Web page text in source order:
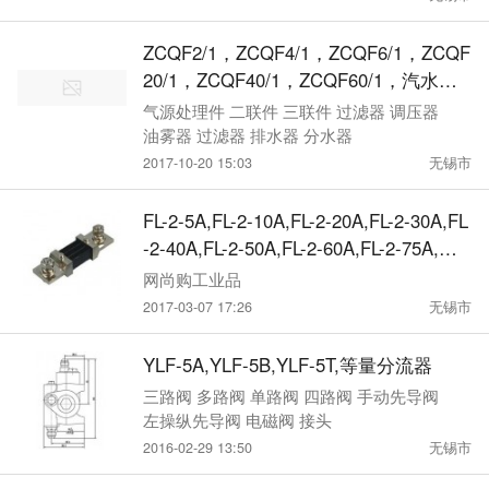
XCN,FSFD-XCN,FSBD-XCV,FSCD-XCV,
FSDD-XCV,FSED-XCV,FSFD-XCV,分流
阀
ZCQF2/1，ZCQF4/1，ZCQF6/1，ZCQF
20/1，ZCQF40/1，ZCQF60/1，汽水分
离器
气源处理件 二联件 三联件 过滤器 调压器
油雾器 过滤器 排水器 分水器
2017-10-20 15:03 无锡市
FL-2-5A,FL-2-10A,FL-2-20A,FL-2-30A,FL
-2-40A,FL-2-50A,FL-2-60A,FL-2-75A,直
流分流器
网尚购工业品
2017-03-07 17:26 无锡市
YLF-5A,YLF-5B,YLF-5T,等量分流器
三路阀 多路阀 单路阀 四路阀 手动先导阀
左操纵先导阀 电磁阀 接头
2016-02-29 13:50 无锡市